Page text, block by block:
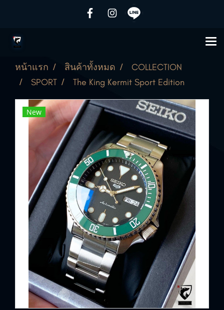
หน้าแรก สินค้าทั้งหมด
COLLECTION
SPORT
The King Kermit Sport Edition
New